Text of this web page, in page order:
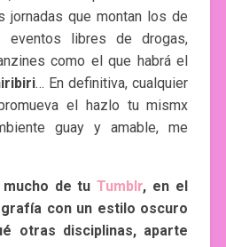
jornadas que montan los de
eventos libres de drogas,
como el que habrá el
… En definitiva, cualquier
el hazlo tu mismx
guay y amable, me
mucho de tuTumblr, en el
con un estilo oscuro
otras disciplinas, aparte